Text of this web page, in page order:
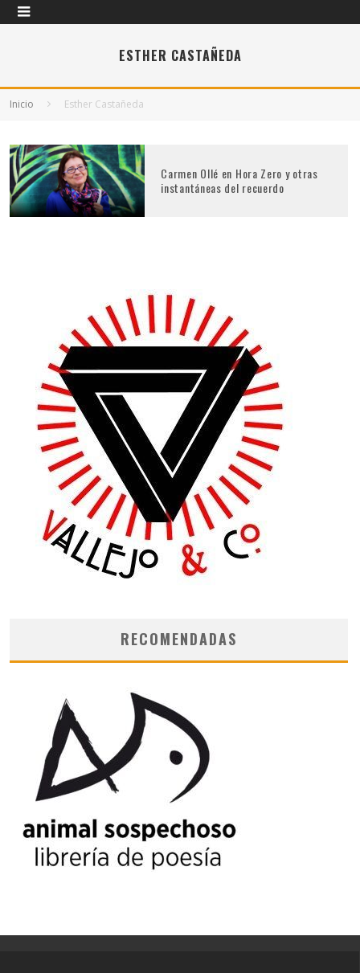
ESTHER CASTAÑEDA
Inicio Esther Castañeda
Carmen Ollé en Hora Zero y otras
instantáneas del recuerdo
RECOMENDADAS